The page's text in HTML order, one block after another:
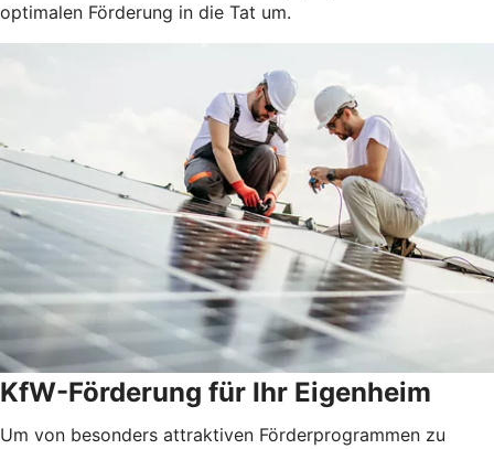
optimalen Förderung in die Tat um.
KfW-Förderung für Ihr Eigenheim
Um von besonders attraktiven Förderprogrammen zu